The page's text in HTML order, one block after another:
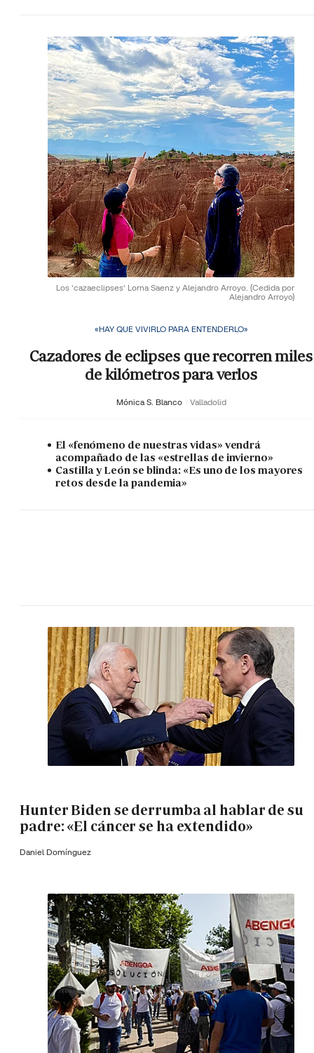
Los 'cazaeclipses' Lorna Saenz y Alejandro Arroyo. (Cedida por
Alejandro Arroyo)
«HAY QUE VIVIRLO PARA ENTENDERLO»
Cazadores de eclipses que recorren miles
de kilómetros para verlos
Mónica S. Blanco Valladolid
El «fenómeno de nuestras vidas» vendrá
acompañado de las «estrellas de invierno»
Castilla y León se blinda: «Es uno de los mayores
retos desde la pandemia»
Hunter Biden se derrumba al hablar de su
padre: «El cáncer se ha extendido»
Daniel Domínguez